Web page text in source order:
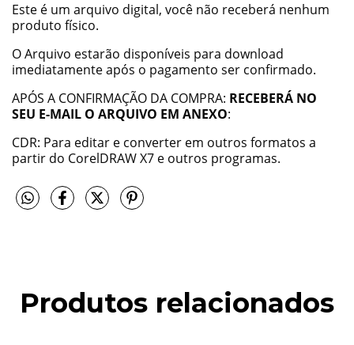
Este é um arquivo digital, você não receberá nenhum
produto físico.
O Arquivo estarão disponíveis para download
imediatamente após o pagamento ser confirmado.
APÓS A CONFIRMAÇÃO DA COMPRA: RECEBERÁ NO
SEU E-MAIL O ARQUIVO EM ANEXO:
CDR: Para editar e converter em outros formatos a
partir do CorelDRAW X7 e outros programas.
Produtos relacionados